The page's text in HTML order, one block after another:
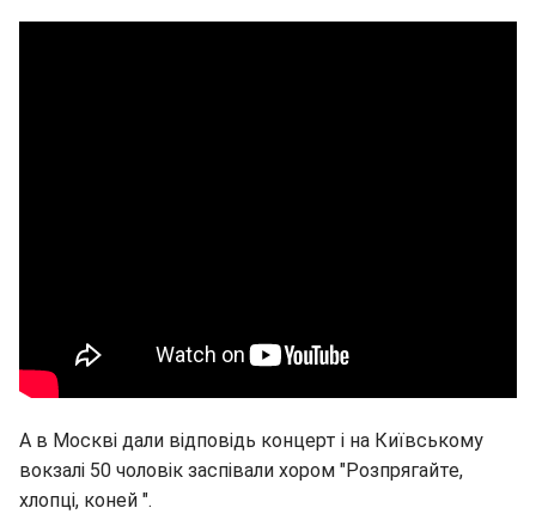
А в Москві дали відповідь концерт і на Київському
вокзалі 50 чоловік заспівали хором "Розпрягайте,
хлопці, коней ".